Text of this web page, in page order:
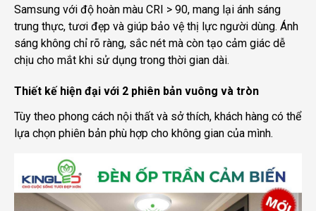
Samsung với độ hoàn màu CRI > 90, mang lại ánh sáng
trung thực, tươi đẹp và giúp bảo vệ thị lực người dùng. Ánh
sáng không chỉ rõ ràng, sắc nét mà còn tạo cảm giác dễ
chịu cho mắt khi sử dụng trong thời gian dài.
Thiết kế hiện đại với 2 phiên bản vuông và tròn
Tùy theo phong cách nội thất và sở thích, khách hàng có thể
lựa chọn phiên bản phù hợp cho không gian của mình.